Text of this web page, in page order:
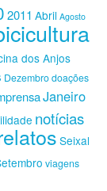
2011 Abril Agosto
dos Anjos
Dezembrodoações
Janeiro
notícias
Seixal
viagens